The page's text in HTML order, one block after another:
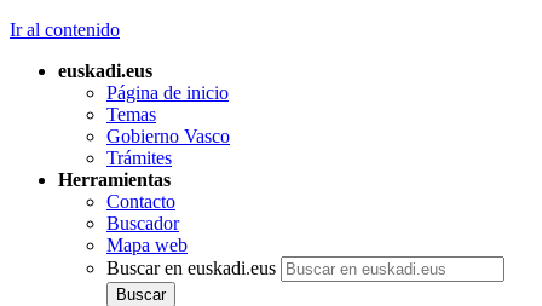
Ir al contenido
euskadi.eus
Página de inicio
Temas
Gobierno Vasco
Trámites
Herramientas
Contacto
Buscador
Mapa web
Buscar en euskadi.eus